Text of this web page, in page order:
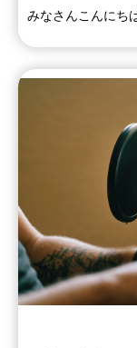
みなさんこんに